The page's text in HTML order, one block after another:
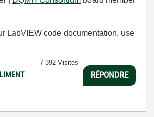
LabVIEW code documentation, use
7 392 Visites
RÉPONDRE